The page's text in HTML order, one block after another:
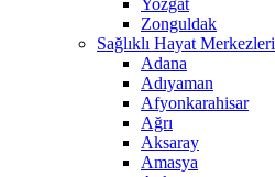
Zonguldak
Sağlıklı Hayat Merkezleri
Adana
Adıyaman
Afyonkarahisar
Ağrı
Aksaray
Amasya